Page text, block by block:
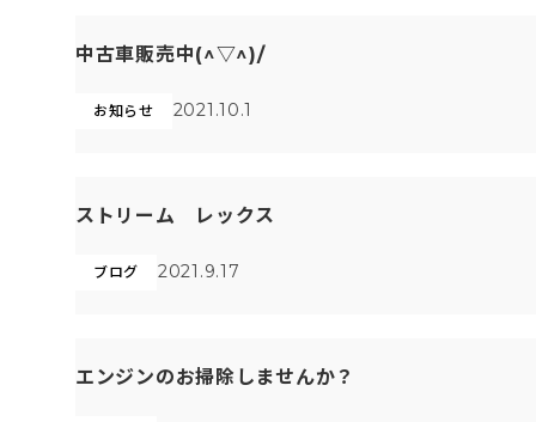
中古車販売中(^▽^)/
お知らせ 2021.10.1
ストリーム レックス
ブログ 2021.9.17
エンジンのお掃除しませんか？